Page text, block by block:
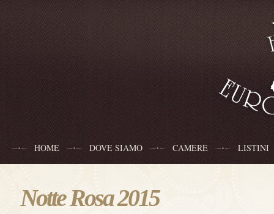
HOME DOVE SIAMO CAMERE LISTINI
Notte Rosa 2015